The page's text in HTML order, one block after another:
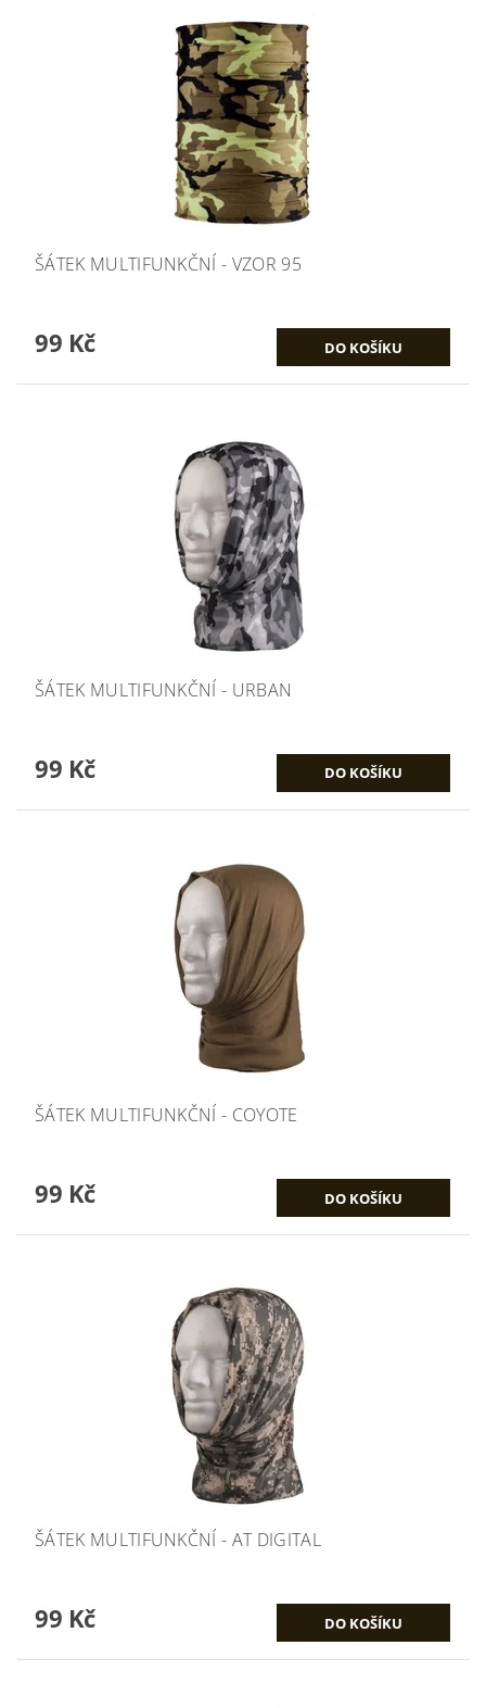
ŠÁTEK MULTIFUNKČNÍ - VZOR 95
99 Kč
ŠÁTEK MULTIFUNKČNÍ - URBAN
99 Kč
ŠÁTEK MULTIFUNKČNÍ - COYOTE
99 Kč
ŠÁTEK MULTIFUNKČNÍ - AT DIGITAL
99 Kč